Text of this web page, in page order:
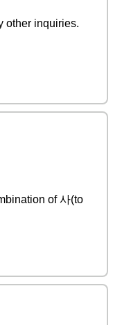
other inquiries.
of 사(to